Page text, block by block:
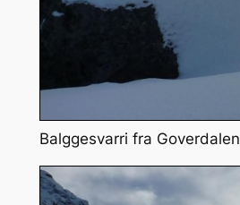
Balggesvarri fra Goverdalen